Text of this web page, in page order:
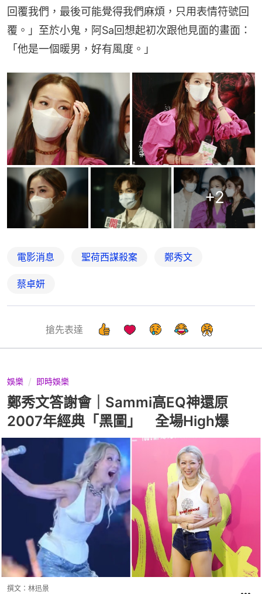
回覆我們，最後可能覺得我們麻煩，只用表情符號回
覆。」至於小鬼，阿Sa回想起初次跟他見面的畫面：
「他是一個暖男，好有風度。」
+2
電影消息 聖荷西謀殺案 鄭秀文
蔡卓妍
搶先表達
娛樂 即時娛樂
鄭秀文答謝會｜Sammi高EQ神還原
2007年經典「黑圖」 全場High爆
撰文： 林迅景